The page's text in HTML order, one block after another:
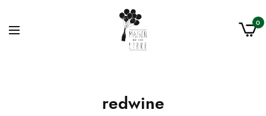
0
redwine